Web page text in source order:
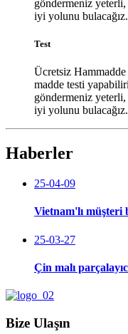
Test
Ücretsiz
madde testi
göndermeniz
iyi yolunu bulacağız.
Haberler
25-04-09
Vietnam'lı müşteri
25-03-27
Çin malı
Bize Ulaşın